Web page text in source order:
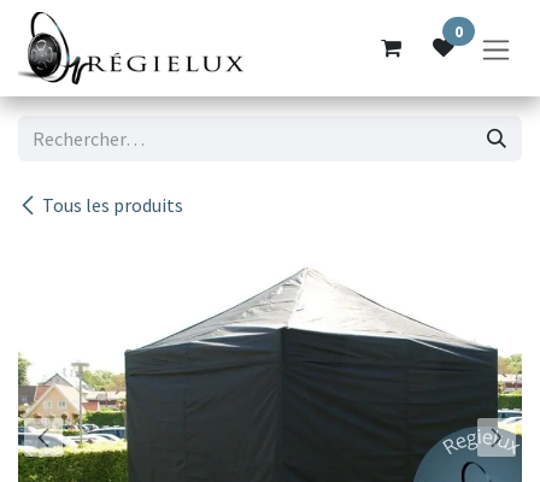
Se rendre au contenu
0
Tous les produits